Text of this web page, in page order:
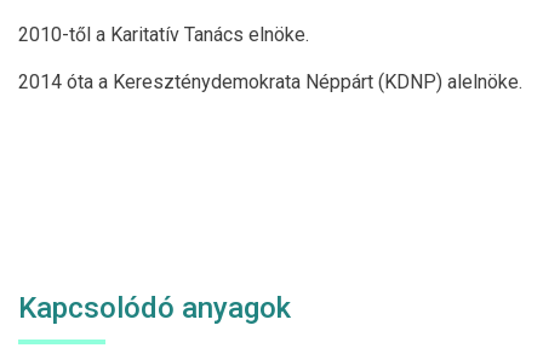
2010-től a Karitatív Tanács elnöke.
2014 óta a Kereszténydemokrata Néppárt (KDNP) alelnöke.
Kapcsolódó anyagok